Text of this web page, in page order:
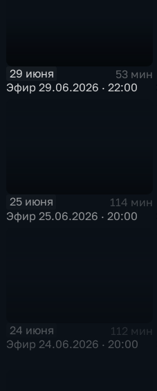
29 июня
53 мин
Эфир 29.06.2026 · 22:00
25 июня
114 мин
Эфир 25.06.2026 · 20:00
24 июня
112 мин
Эфир 24.06.2026 · 20:00